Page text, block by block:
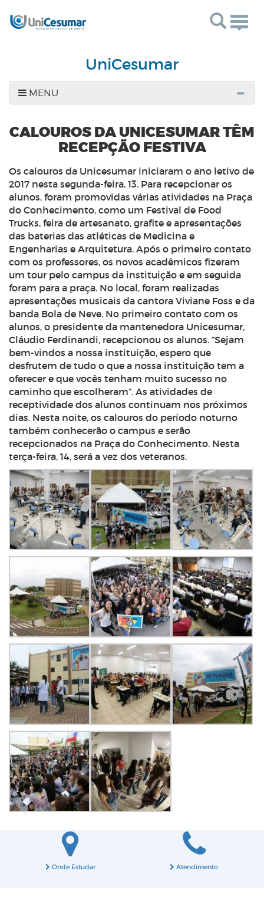
UniCesumar
MENU
CALOUROS DA UNICESUMAR TÊM
RECEPÇÃO FESTIVA
Os calouros da Unicesumar iniciaram o ano letivo de
2017 nesta segunda-feira, 13. Para recepcionar os
alunos, foram promovidas várias atividades na Praça
do Conhecimento, como um Festival de Food
Trucks, feira de artesanato, grafite e apresentações
das baterias das atléticas de Medicina e
Engenharias e Arquitetura. Após o primeiro contato
com os professores, os novos acadêmicos fizeram
um tourpelo campus da instituição e em seguida
foram para a praça. No local, foram realizadas
apresentações musicais da cantora Viviane Foss e da
banda Bola de Neve. No primeiro contato com os
alunos, o presidente da mantenedora Unicesumar,
Cláudio Ferdinandi, recepcionou os alunos. “Sejam
bem-vindos a nossa instituição, espero que
desfrutem de tudo o que a nossa instituição tem a
oferecer e que vocês tenham muito sucesso no
caminho que escolheram”. As atividades de
receptividade dos alunos continuam nos próximos
dias. Nesta noite, os calouros do período noturno
também conhecerão o campus e serão
recepcionados na Praça do Conhecimento. Nesta
terça-feira, 14, será a vez dos veteranos.
Onde Estudar Atendimento